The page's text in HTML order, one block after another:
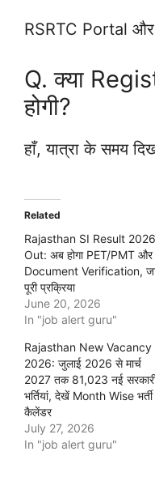
RSRTC Portal
Q. क्या
होगी?
हाँ, यात्रा के समय
Related
Rajasthan SI Result 2026
Out: अब होगा PET/PMT और
Document Verification,
पूरी प्रक्रिया
June 20, 2026
In "job alert guru"
Rajasthan New Vacancy
2026: जुलाई 2026 से मार्च
2027 तक 81,023 नई
भर्तियां, देखें Month Wise भर्ती
कैलेंडर
July 27, 2026
In "job alert guru"